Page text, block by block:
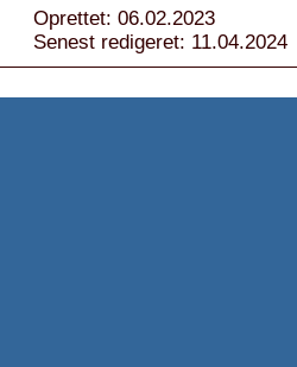
Oprettet: 06.02.2023
Senest redigeret: 11.04.2024